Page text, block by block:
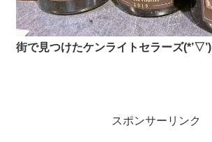
街で見つけたケンライトセラーズ(*’▽’)
スポンサーリンク